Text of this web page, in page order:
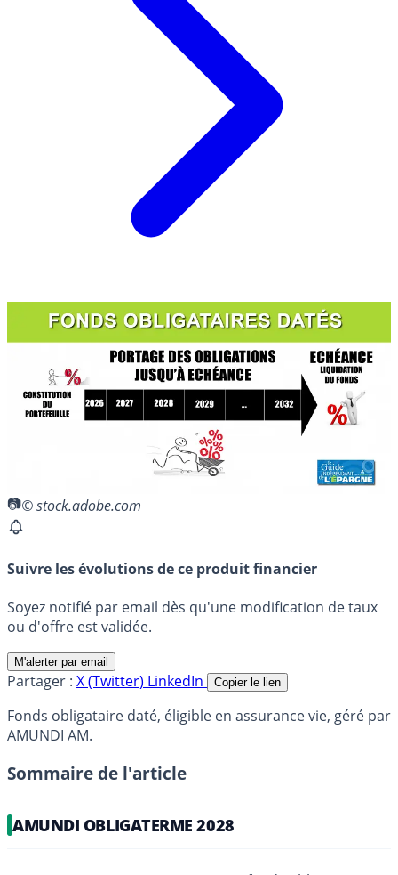
© stock.adobe.com
Suivre les évolutions de ce produit financier
Soyez notifié par email dès qu'une modification de taux
ou d'offre est validée.
M'alerter par email
Partager : X (Twitter) LinkedIn Copier le lien
Fonds obligataire daté, éligible en assurance vie, géré par
AMUNDI AM.
Sommaire de l'article
AMUNDI OBLIGATERME 2028